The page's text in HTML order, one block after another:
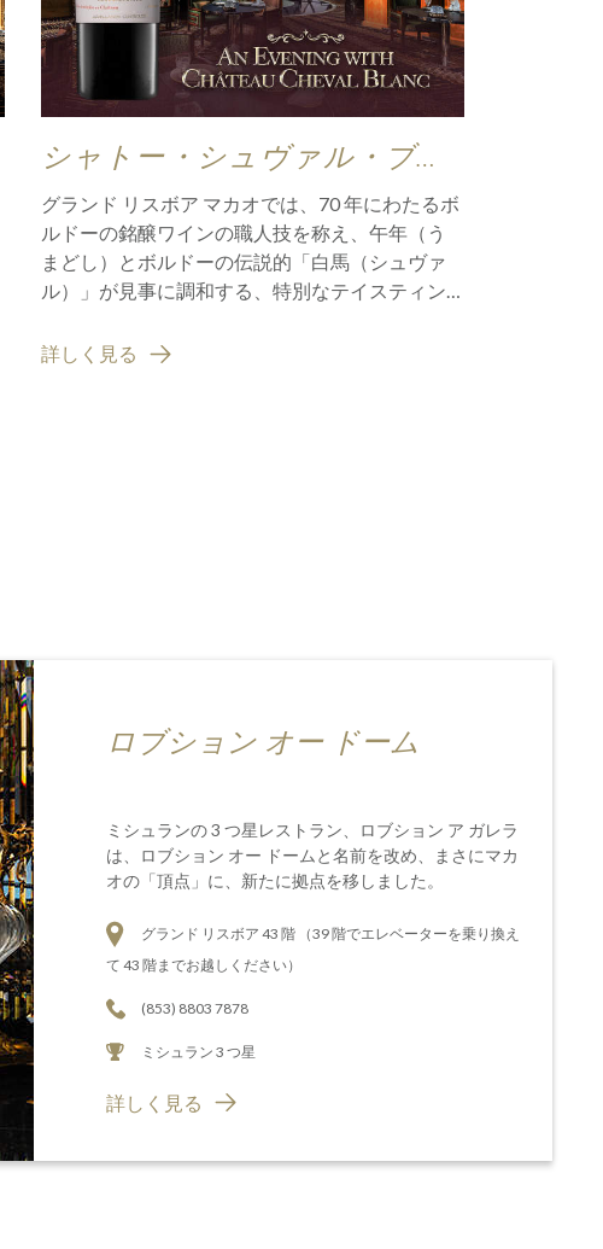
シャトー・シュヴァル・ブラ
ンの夕べ
グランド リスボア マカオでは、70 年にわたるボ
ルドーの銘醸ワインの職人技を称え、午年（う
まどし）とボルドーの伝説的「白馬（シュヴァ
ル）」が見事に調和する、特別なテイスティン
詳しく見る
ロブション オー ドーム
ミシュランの 3 つ星レストラン、ロブション ア ガレラ
は、ロブション オー ドームと名前を改め、まさにマカ
オの「頂点」に、新たに拠点を移しました。
グランド リスボア 43 階 （39 階でエレベーターを乗り換え
て 43 階までお越しください）
(853) 8803 7878
ミシュラン 3 つ星
詳しく見る